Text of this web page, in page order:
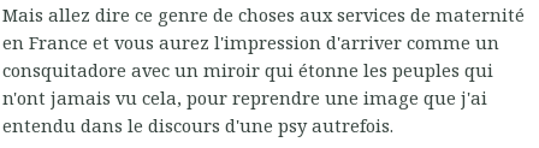
Mais allez dire ce genre de choses aux services de maternité
en France et vous aurez l'impression d'arriver comme un
consquitadore avec un miroir qui étonne les peuples qui
n'ont jamais vu cela, pour reprendre une image que j'ai
entendu dans le discours d'une psy autrefois.